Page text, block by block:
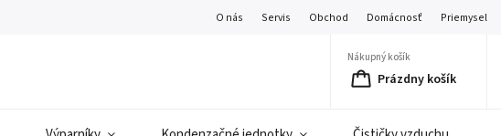
O nás Servis Obchod Domácnosť Priemysel
Nákupný košík
Prázdny košík